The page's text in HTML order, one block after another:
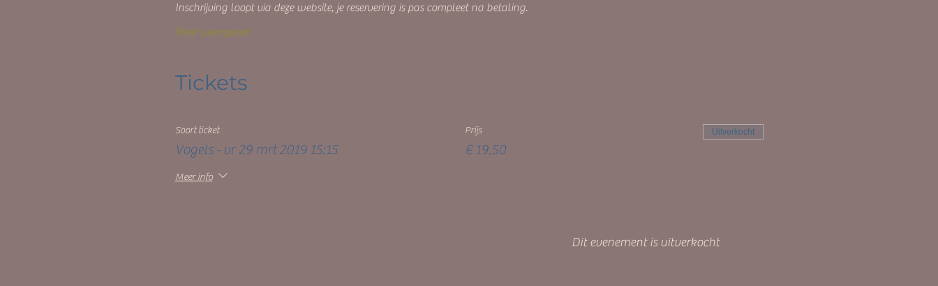
Inschrijving loopt via deze website, je reservering is pas compleet na betaling.
Meer weergeven
Tickets
Soort ticket
Vogels - vr 29 mrt 2019 15:15
Meer info
Prijs
€ 19,50
Uitverkocht
Dit evenement is uitverkocht